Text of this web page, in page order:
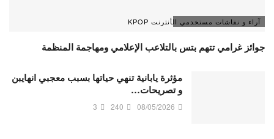
آراء و نقاشات مستخدمي الأنترنت KPOP
جوائز غرامي تتهم بتس بالتلاعب الإعلامي ومهاجمة المنظمة
مؤثرة يابانية تنهي حياتها بسبب معجبي انهايبن
و تصريحات…
08/05/2026
240
3